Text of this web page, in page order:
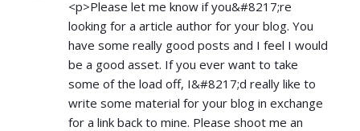
<p>Please let me know if you&#8217;re
looking for a article author for your blog. You
have some really good posts and I feel I would
be a good asset. If you ever want to take
some of the load off, I&#8217;d really like to
write some material for your blog in exchange
for a link back to mine. Please shoot me an